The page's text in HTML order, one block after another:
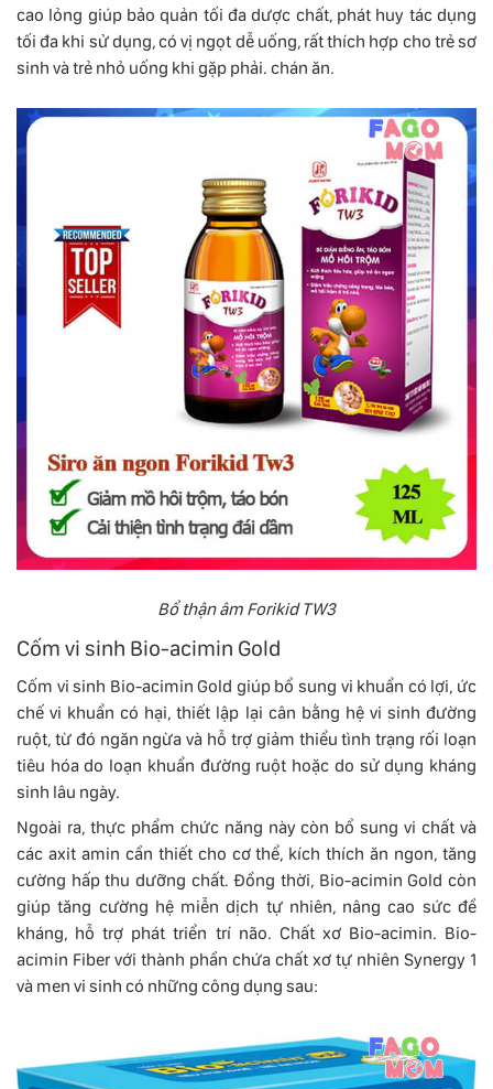
cao lỏng giúp bảo quản tối đa dược chất, phát huy tác dụng
tối đa khi sử dụng, có vị ngọt dễ uống, rất thích hợp cho trẻ sơ
sinh và trẻ nhỏ uống khi gặp phải. chán ăn.
Bổ thận âm Forikid TW3
Cốm vi sinh Bio-acimin Gold
Cốm vi sinh Bio-acimin Gold giúp bổ sung vi khuẩn có lợi, ức
chế vi khuẩn có hại, thiết lập lại cân bằng hệ vi sinh đường
ruột, từ đó ngăn ngừa và hỗ trợ giảm thiểu tình trạng rối loạn
tiêu hóa do loạn khuẩn đường ruột hoặc do sử dụng kháng
sinh lâu ngày.
Ngoài ra, thực phẩm chức năng này còn bổ sung vi chất và
các axit amin cần thiết cho cơ thể, kích thích ăn ngon, tăng
cường hấp thu dưỡng chất. Đồng thời, Bio-acimin Gold còn
giúp tăng cường hệ miễn dịch tự nhiên, nâng cao sức đề
kháng, hỗ trợ phát triển trí não. Chất xơ Bio-acimin. Bio-
acimin Fiber với thành phần chứa chất xơ tự nhiên Synergy 1
và men vi sinh có những công dụng sau: